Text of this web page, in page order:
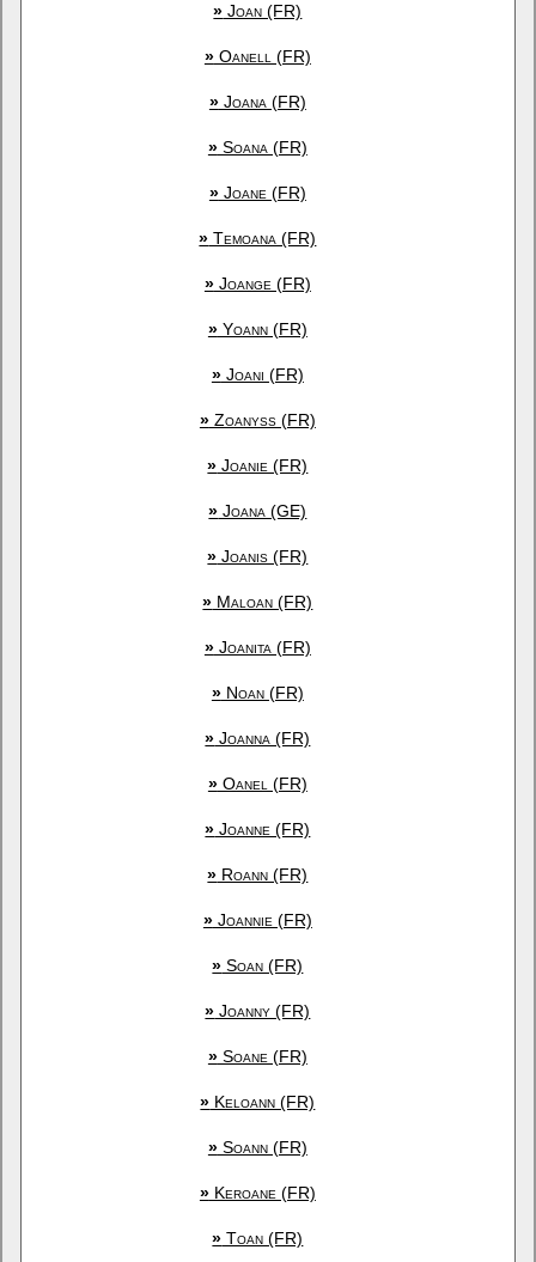
» Joan (FR)
»Oanell (FR)
»Joana (FR)
»Soana (FR)
»Joane (FR)
» Temoana (FR)
»Joange (FR)
»Yoann (FR)
»Joani (FR)
»Zoanyss (FR)
» Joanie (FR)
» Joana (GE)
» Joanis (FR)
» Maloan (FR)
»Joanita (FR)
»Noan (FR)
» Joanna (FR)
»Oanel (FR)
» Joanne (FR)
» Roann (FR)
»Joannie (FR)
» Soan (FR)
» Joanny (FR)
»Soane (FR)
» Keloann (FR)
»Soann (FR)
»Keroane (FR)
» Toan (FR)